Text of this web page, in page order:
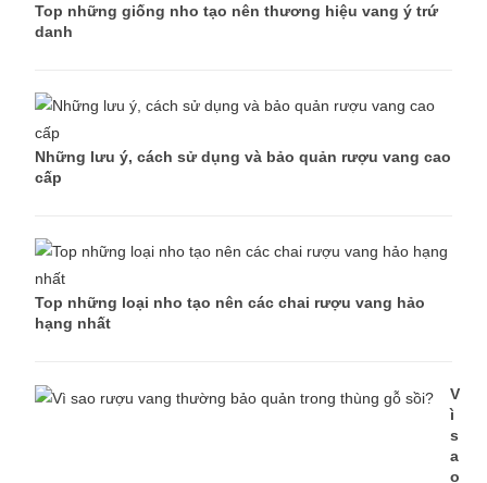
Top những giống nho tạo nên thương hiệu vang ý trứ
danh
Những lưu ý, cách sử dụng và bảo quản rượu vang cao
cấp
Top những loại nho tạo nên các chai rượu vang hảo
hạng nhất
V
ì
s
a
o